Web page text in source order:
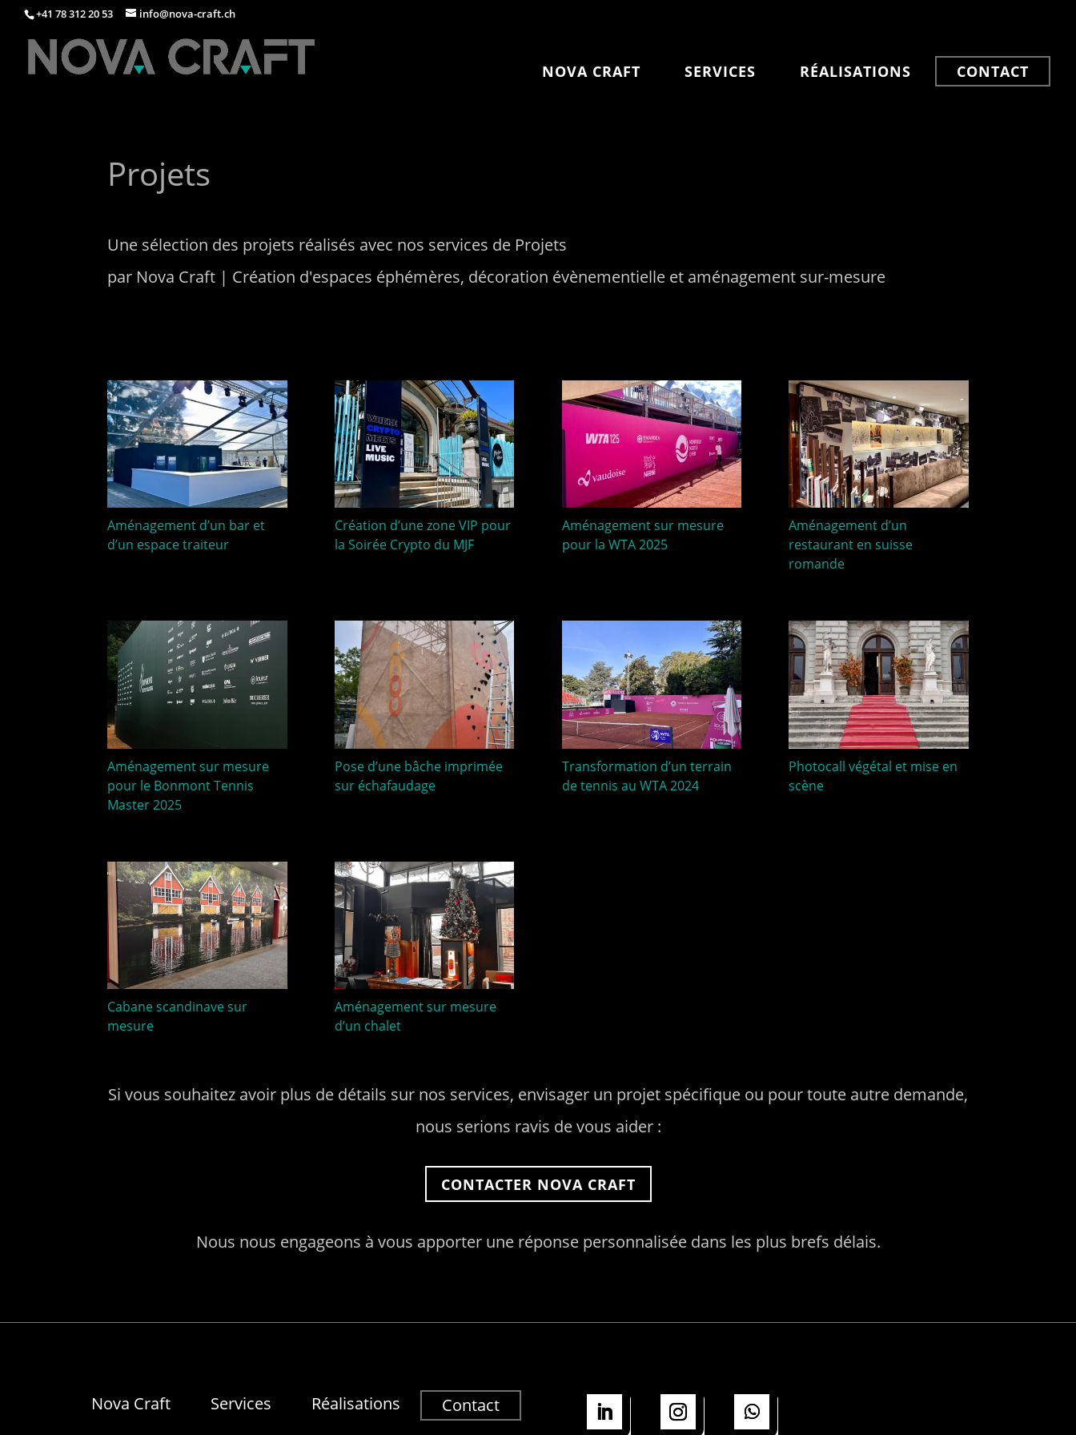
+41 78 312 20 53 info@nova-craft.ch
NOVA CRAFT SERVICES RÉALISATIONS CONTACT
Projets
Une sélection des projets réalisés avec nos services de Projets
par Nova Craft | Création d'espaces éphémères, décoration évènementielle et aménagement sur-mesure
Aménagement d’un bar et
d’un espace traiteur
Création d’une zone VIP pour
la Soirée Crypto du MJF
Aménagement sur mesure
pour la WTA 2025
Aménagement d’un
restaurant en suisse
romande
Aménagement sur mesure
pour le Bonmont Tennis
Master 2025
Pose d’une bâche imprimée
sur échafaudage
Transformation d’un terrain
de tennis au WTA 2024
Photocall végétal et mise en
scène
Cabane scandinave sur
mesure
Aménagement sur mesure
d’un chalet
Si vous souhaitez avoir plus de détails sur nos services, envisager un projet spécifique ou pour toute autre demande,
nous serions ravis de vous aider :
CONTACTER NOVA CRAFT
Nous nous engageons à vous apporter une réponse personnalisée dans les plus brefs délais.
Nova Craft Services Réalisations Contact